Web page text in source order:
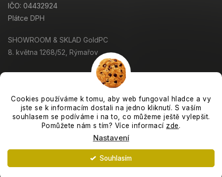
Cookies používáme k tomu, aby web fungoval hladce a vy
jste se k informacím dostali na jedno kliknutí. S vaším
souhlasem se podíváme i na to, co můžeme ještě vylepšit.
Pomůžete nám s tím? Více informací zde.
Nastavení
Souhlasím
Expedujeme každý pracovní den. :-)
IČO: 04432924
Plátce DPH
SHOWROOM & SKLAD GoldPC
8. května 1268/52, Rýmařov
Copyright 2026GoldPC.cz . Všechna práva vyhrazena.
Grafický návrh vytvořil a nakódovalShoptak.cz